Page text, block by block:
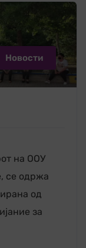
Новости
на ООУ
се одржа
од
за